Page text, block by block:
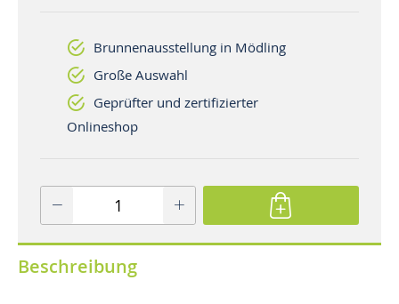
Brunnenausstellung in Mödling
Große Auswahl
Geprüfter und zertifizierter
Onlineshop
Beschreibung